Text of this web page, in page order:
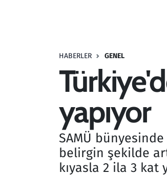
HABERLER GENEL
yapıyor
SAMÜ
belirgin şekilde
kıyasla 2 ila 3
Seçim 2023